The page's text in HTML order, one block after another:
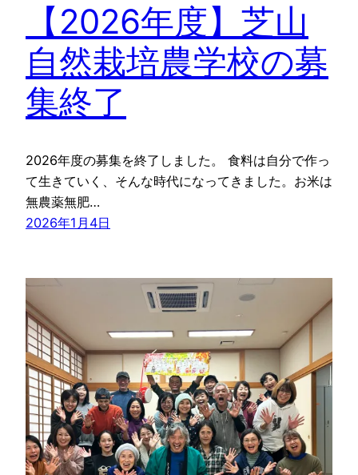
【2026年度】芝山
自然栽培農学校の募
集終了
2026年度の募集を終了しました。 食料は自分で作っ
て生きていく、そんな時代になってきました。お米は
無農薬無肥…
2026年1月4日